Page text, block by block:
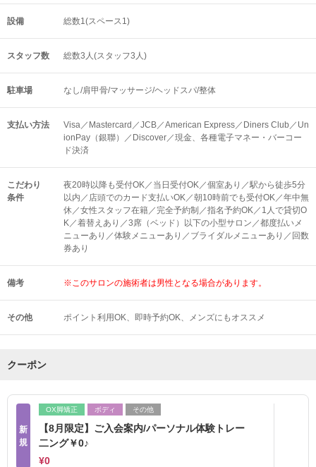
設備 総数1(スペース1)
スタッフ数 総数3人(スタッフ3人)
駐車場 なし/肩甲骨/マッサージ/ヘッドスパ/整体
支払い方法
Visa／Mastercard／JCB／American Express／Diners Club／Un
ionPay（銀聯）／Discover／現金、各種電子マネー・バーコー
ド決済
こだわり
条件
夜20時以降も受付OK／当日受付OK／個室あり／駅から徒歩5分
以内／店頭でのカード支払いOK／朝10時前でも受付OK／年中無
休／女性スタッフ在籍／完全予約制／指名予約OK／1人で貸切O
K／着替えあり／3席（ベッド）以下の小型サロン／都度払いメ
ニューあり／体験メニューあり／ブライダルメニューあり／回数
券あり
備考 ※このサロンの施術者は男性となる場合があります。
その他 ポイント利用OK 即時予約OK メンズにもオススメ
クーポン
新
規
OX脚矯正 ボディ その他
【8月限定】ご入会案内/パーソナル体験トレー
二ング￥0♪
¥0